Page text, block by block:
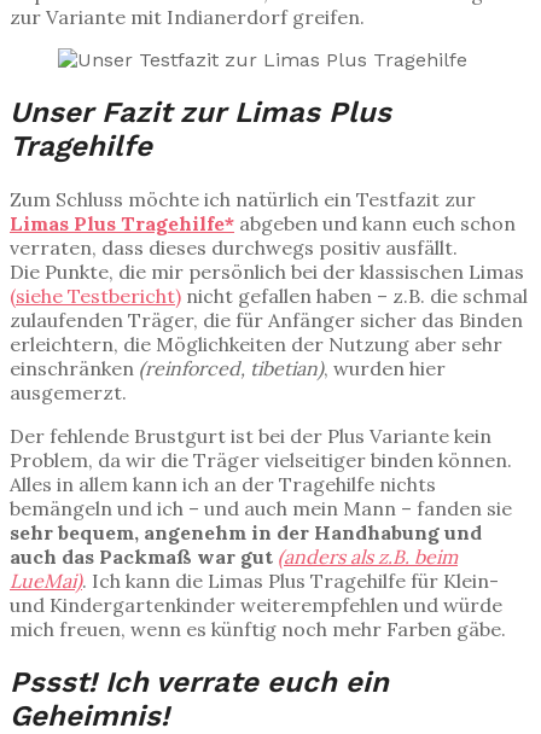
zur Variante mit Indianerdorf greifen.
Unser Fazit zur Limas Plus
Tragehilfe
Zum Schluss möchte ich natürlich ein Testfazit zur
Limas Plus Tragehilfe* abgeben und kann euch schon
verraten, dass dieses durchwegs positiv ausfällt.
Die Punkte, die mir persönlich bei der klassischen Limas
(siehe Testbericht) nicht gefallen haben – z.B. die schmal
zulaufenden Träger, die für Anfänger sicher das Binden
erleichtern, die Möglichkeiten der Nutzung aber sehr
einschränken (reinforced, tibetian), wurden hier
ausgemerzt.
Der fehlende Brustgurt ist bei der Plus Variante kein
Problem, da wir die Träger vielseitiger binden können.
Alles in allem kann ich an der Tragehilfe nichts
bemängeln und ich – und auch mein Mann – fanden sie
sehr bequem, angenehm in der Handhabung und
auch das Packmaß war gut (anders als z.B. beim
LueMai). Ich kann die Limas Plus Tragehilfe für Klein-
und Kindergartenkinder weiterempfehlen und würde
mich freuen, wenn es künftig noch mehr Farben gäbe.
Pssst! Ich verrate euch ein
Geheimnis!